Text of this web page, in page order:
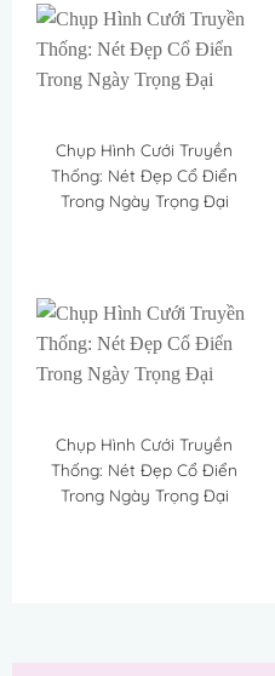
Chụp Hình Cưới Truyền
Thống: Nét Đẹp Cổ Điển
Trong Ngày Trọng Đại
Chụp Hình Cưới Truyền
Thống: Nét Đẹp Cổ Điển
Trong Ngày Trọng Đại